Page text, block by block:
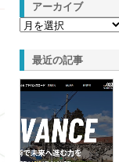
アーカイブ
最近の記事